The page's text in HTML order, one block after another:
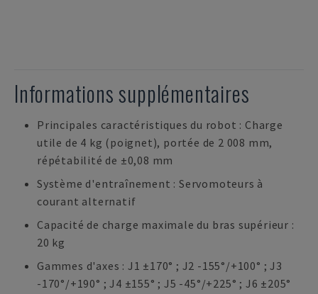
Informations supplémentaires
Principales caractéristiques du robot : Charge
utile de 4 kg (poignet), portée de 2 008 mm,
répétabilité de ±0,08 mm
Système d'entraînement : Servomoteurs à
courant alternatif
Capacité de charge maximale du bras supérieur :
20 kg
Gammes d'axes : J1 ±170° ; J2 -155°/+100° ; J3
-170°/+190° ; J4 ±155° ; J5 -45°/+225° ; J6 ±205°